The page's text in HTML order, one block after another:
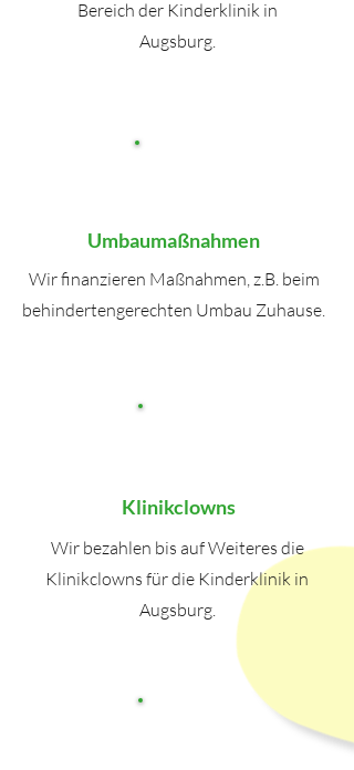
Bereich der Kinderklinik in
Augsburg.
Umbaumaßnahmen
Wir finanzieren Maßnahmen, z.B. beim
behindertengerechten Umbau Zuhause.
Klinikclowns
Wir bezahlen bis auf Weiteres die
Klinikclowns für die Kinderklinik in
Augsburg.